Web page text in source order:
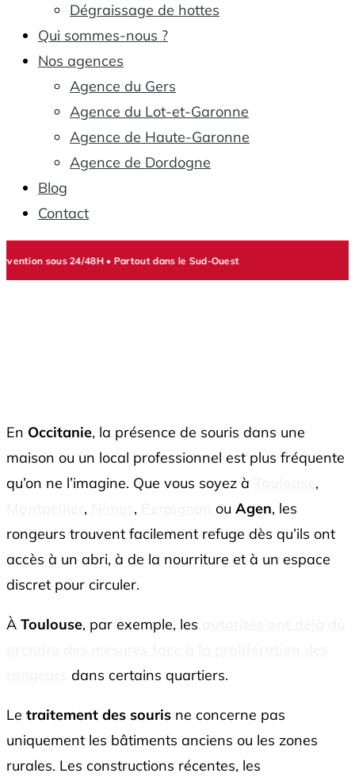
Dégraissage de hottes
Qui sommes-nous ?
Nos agences
Agence du Gers
Agence du Lot-et-Garonne
Agence de Haute-Garonne
Agence de Dordogne
Blog
Contact
• Partout dans le Sud-Ouest
En Occitanie, la présence de souris dans une
maison ou un local professionnel est plus fréquente
qu’on ne l’imagine. Que vous soyez à
,
, , ou Agen, les
rongeurs trouvent facilement refuge dès qu’ils ont
accès à un abri, à de la nourriture et à un espace
discret pour circuler.
À Toulouse, par exemple, les
dans certains quartiers.
Le traitement des souris ne concerne pas
uniquement les bâtiments anciens ou les zones
rurales. Les constructions récentes, les